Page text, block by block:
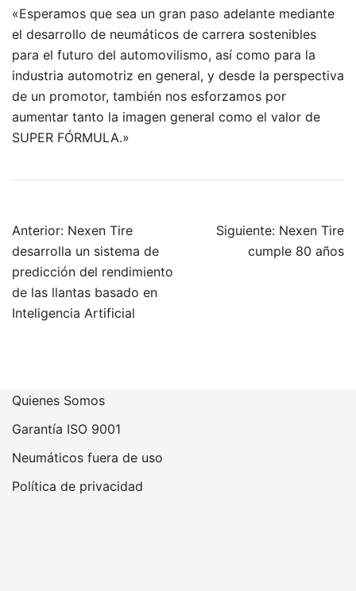
«Esperamos que sea un gran paso adelante mediante
el desarrollo de neumáticos de carrera sostenibles
para el futuro del automovilismo, así como para la
industria automotriz en general, y desde la perspectiva
de un promotor, también nos esforzamos por
aumentar tanto la imagen general como el valor de
SUPER FÓRMULA.»
Navegación
de
entradas
Anterior: Nexen Tire
desarrolla un sistema de
predicción del rendimiento
de las llantas basado en
Inteligencia Artificial
Siguiente: Nexen Tire
cumple 80 años
Quienes Somos
Garantía ISO 9001
Neumáticos fuera de uso
Política de privacidad